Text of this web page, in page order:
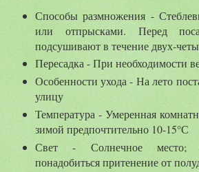
Способы размножения -
или отпрысками. Перед
подсушивают в течение двух-
Пересадка - При необходимости
Особенности ухода - На лето
улицу
Температура - Умеренная
зимой предпочтительно 10-15°С
Свет - Солнечное место;
понадобиться притенение от